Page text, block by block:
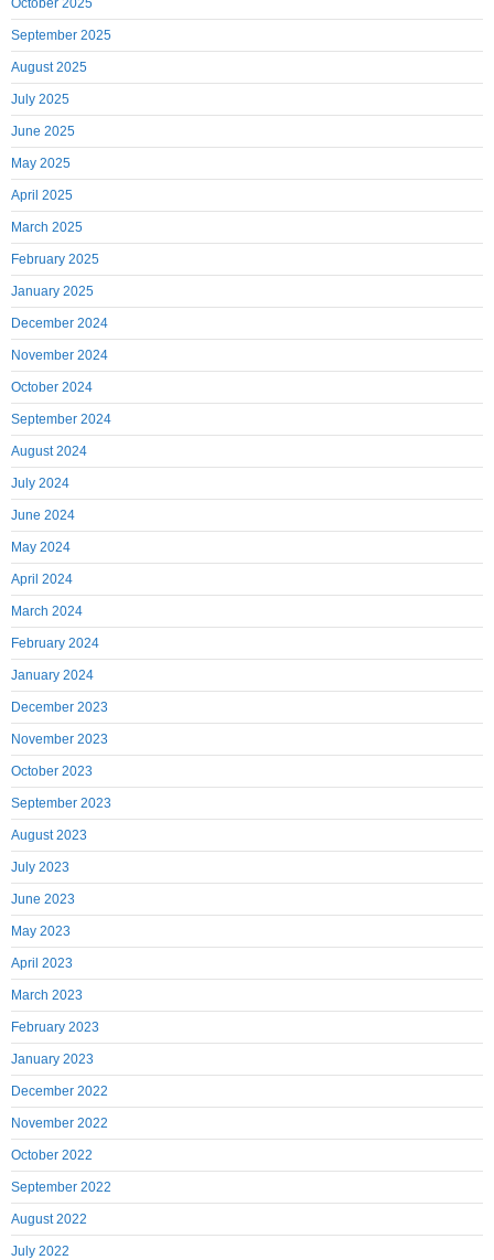
October 2025
September 2025
August 2025
July 2025
June 2025
May 2025
April 2025
March 2025
February 2025
January 2025
December 2024
November 2024
October 2024
September 2024
August 2024
July 2024
June 2024
May 2024
April 2024
March 2024
February 2024
January 2024
December 2023
November 2023
October 2023
September 2023
August 2023
July 2023
June 2023
May 2023
April 2023
March 2023
February 2023
January 2023
December 2022
November 2022
October 2022
September 2022
August 2022
July 2022